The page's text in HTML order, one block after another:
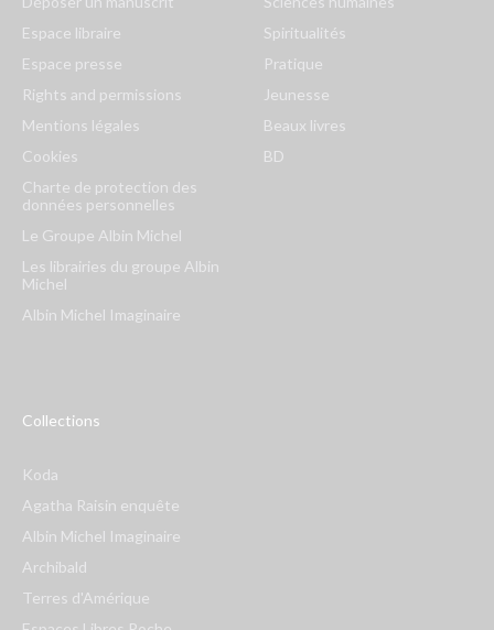
Espace libraire
Espace presse
Rights and permissions
Mentions légales
Cookies
Charte de protection des
données personnelles
Le Groupe Albin Michel
Les librairies du groupe Albin
Michel
Albin Michel Imaginaire
Spiritualités
Pratique
Jeunesse
Beaux livres
BD
Collections
Koda
Agatha Raisin enquête
Albin Michel Imaginaire
Archibald
Terres d'Amérique